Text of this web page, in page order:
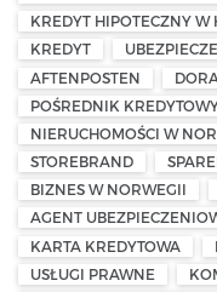
KREDYT HIPOTECZNY W
KREDYT
AFTENPOSTEN
POŚREDNIK
NIERUCHOMOŚCI W
STOREBRAND
BIZNES W NORWEGII
AGENT
KARTA KREDYTOWA
USŁUGI PRAWNE